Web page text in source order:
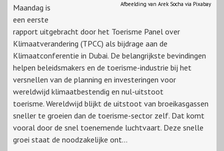
Afbeelding van Arek Socha via Pixabay
Maandag is
een eerste
rapport uitgebracht door het Toerisme Panel over
Klimaatverandering (TPCC) als bijdrage aan de
Klimaatconferentie in Dubai. De belangrijkste bevindingen
helpen beleidsmakers en de toerisme-industrie bij het
versnellen van de planning en investeringen voor
wereldwijd klimaatbestendig en nul-uitstoot
toerisme. Wereldwijd blijkt de uitstoot van broeikasgassen
sneller te groeien dan de toerisme-sector zelf. Dat komt
vooral door de snel toenemende luchtvaart. Deze snelle
groei staat de noodzakelijke ont...